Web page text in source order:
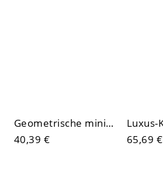
Geometrische minimalistische quadratische LED-Deckenleuchte, flache Deckenleuchte mit Acrylschirm
40,39 €
65,69 €